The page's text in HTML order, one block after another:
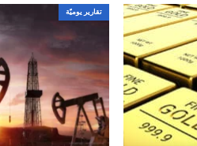
تقارير يوميّة